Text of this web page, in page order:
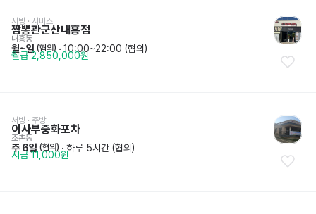
서빙 · 서비스
짬뽕관군산내흥점
내흥동
월~일 (협의) · 10:00~22:00 (협의)
월급 2,850,000원
서빙 · 주방
이사부중화포차
조촌동
주 6일 (협의) · 하루 5시간 (협의)
시급 11,000원